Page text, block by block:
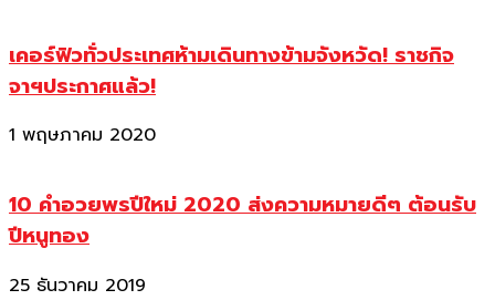
เคอร์ฟิวทั่วประเทศห้ามเดินทางข้ามจังหวัด! ราชกิจ
จาฯประกาศแล้ว!
1 พฤษภาคม 2020
10 คำอวยพรปีใหม่ 2020 ส่งความหมายดีๆ ต้อนรับ
ปีหนูทอง
25 ธันวาคม 2019